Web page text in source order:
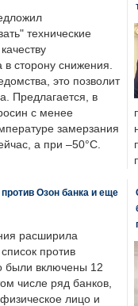
технические
в сторону снижения.
это позволит
Предлагается, в
с менее
замерзания
а при –50°C.
Озон банка и еще
расширила
против
были включены 12
числе ряд банков,
лицо и